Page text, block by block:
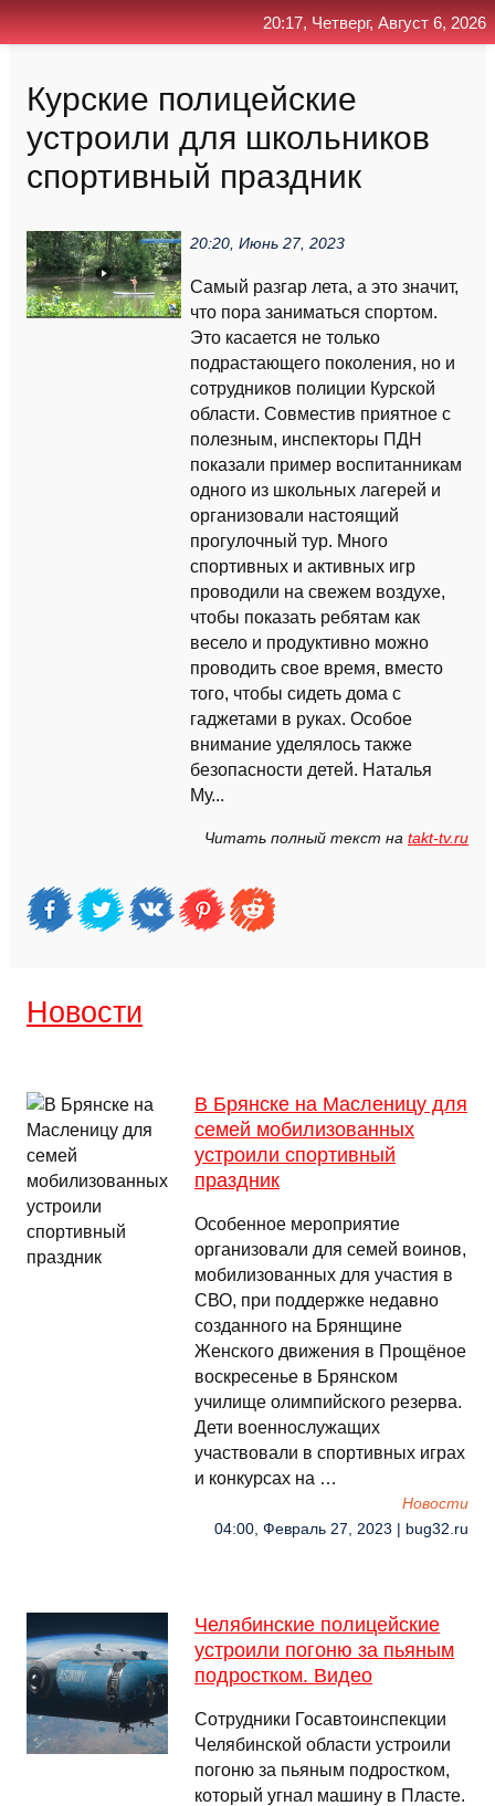
Курские полицейские
устроили для школьников
спортивный праздник
20:20, Июнь 27, 2023
Самый разгар лета, а это значит,
что пора заниматься спортом.
Это касается не только
подрастающего поколения, но и
сотрудников полиции Курской
области. Совместив приятное с
полезным, инспекторы ПДН
показали пример воспитанникам
одного из школьных лагерей и
организовали настоящий
прогулочный тур. Много
спортивных и активных игр
проводили на свежем воздухе,
чтобы показать ребятам как
весело и продуктивно можно
проводить свое время, вместо
того, чтобы сидеть дома с
гаджетами в руках. Особое
внимание уделялось также
безопасности детей. Наталья
Му...
Читать полный текст на takt-tv.ru
Новости
В Брянске на Масленицу для
семей мобилизованных
устроили спортивный
праздник
Особенное мероприятие
организовали для семей воинов,
мобилизованных для участия в
СВО, при поддержке недавно
созданного на Брянщине
Женского движения в Прощëное
воскресенье в Брянском
училище олимпийского резерва.
Дети военнослужащих
участвовали в спортивных играх
и конкурсах на …
Новости
04:00, Февраль 27, 2023 | bug32.ru
Челябинские полицейские
устроили погоню за пьяным
подростком. Видео
Сотрудники Госавтоинспекции
Челябинской области устроили
погоню за пьяным подростком,
который угнал машину в Пласте.
20:17, Четверг, Август 6, 2026